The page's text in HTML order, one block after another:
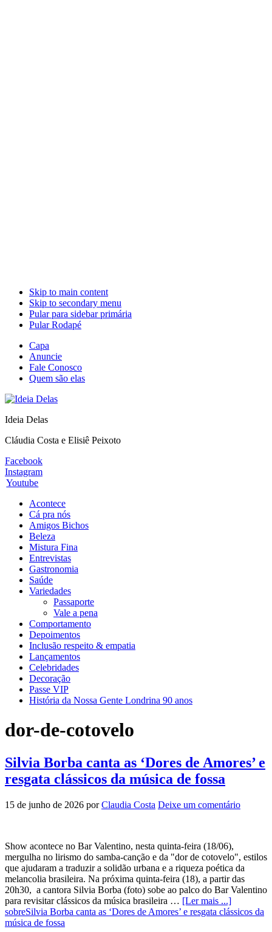
Skip to main content
Skip to secondary menu
Pular para sidebar primária
Pular Rodapé
Capa
Anuncie
Fale Conosco
Quem são elas
Ideia Delas
Cláudia Costa e Elisiê Peixoto
Facebook
Instagram
Youtube
Acontece
Cá pra nós
Amigos Bichos
Beleza
Mistura Fina
Entrevistas
Gastronomia
Saúde
Variedades
Passaporte
Vale a pena
Comportamento
Depoimentos
Inclusão respeito & empatia
Lançamentos
Celebridades
Decoração
Passe VIP
História da Nossa Gente Londrina 90 anos
dor-de-cotovelo
Silvia Borba canta as ‘Dores de Amores’ e
resgata clássicos da música de fossa
15 de junho de 2026 porClaudia Costa Deixe um comentário
Show acontece no Bar Valentino, nesta quinta-feira (18/06),
mergulha no lirismo do samba-canção e da "dor de cotovelo", estilos
que ajudaram a traduzir a solidão urbana e a riqueza poética da
melancolia brasileira. Na próxima quinta-feira (18), a partir das
20h30, a cantora Silvia Borba (foto) sobe ao palco do Bar Valentino
para revisitar clássicos da música brasileira … [Ler mais ...]
sobreSilvia Borba canta as ‘Dores de Amores’ e resgata clássicos da
música de fossa